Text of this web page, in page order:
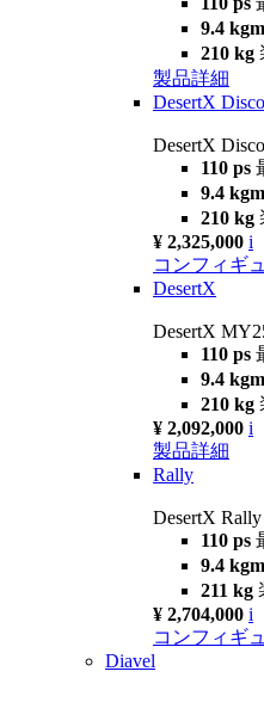
9.4 kgm
210 kg
製品詳細
DesertX
DesertX
110 ps
9.4 kgm
210 kg
¥ 2,325,000 i
コンフィギ
DesertX
DesertX
110 ps
9.4 kgm
210 kg
¥ 2,092,000 i
製品詳細
Rally
DesertX Rally
110 ps
9.4 kgm
211 kg
¥ 2,704,000 i
コンフィギ
Diavel